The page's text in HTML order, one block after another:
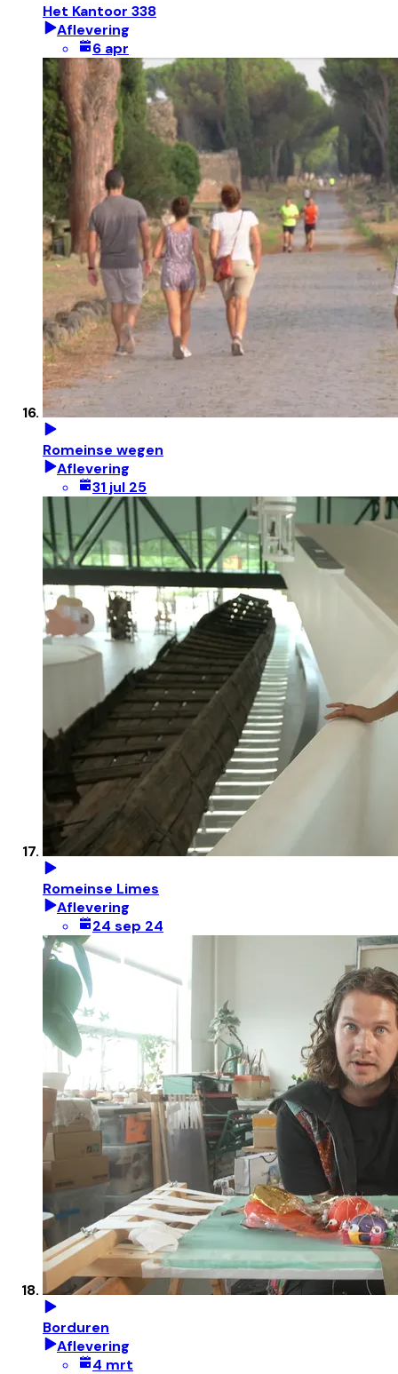
Het Kantoor 338
Aflevering
6 apr
Romeinse wegen
Aflevering
31 jul 25
Romeinse Limes
Aflevering
24 sep 24
Borduren
Aflevering
4 mrt